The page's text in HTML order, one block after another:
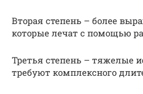
Вторая степень – более
которые лечат с помощью
Третья степень – тяжелые
требуют комплексного